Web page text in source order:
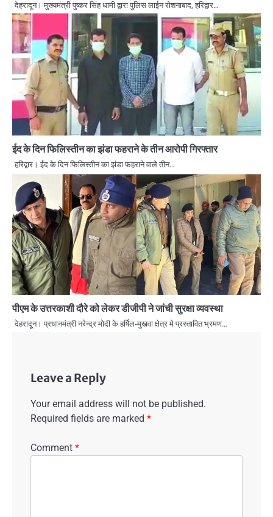
देहरादून। मुख्यमंत्री पुष्कर सिंह धामी द्वारा पुलिस लाईन रोशनाबाद, हरिद्वार…
ईद के दिन फिलिस्तीन का झंडा फहराने के तीन आरोपी गिरफ्तार
हरिद्वार। ईद के दिन फिलिस्तीन का झंडा फहराने वाले तीन…
पीएम के उत्तरकाशी दौरे को लेकर डीजीपी ने जांची सुरक्षा व्यवस्था
देहरादून। प्रधानमंत्री नरेन्द्र मोदी के हर्षिल-मुखवा क्षेत्र मे प्रस्तावित भ्रमण…
Leave a Reply
Your email address will not be published.
Required fields are marked *
Comment *